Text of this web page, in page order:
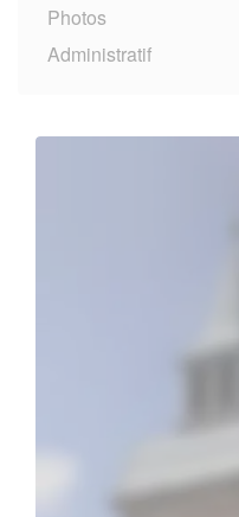
Photos
Administratif